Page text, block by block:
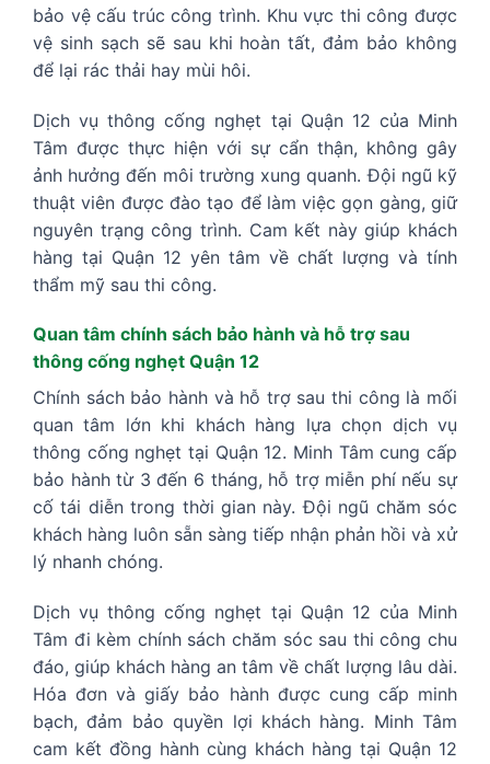
bảo vệ cấu trúc công trình. Khu vực thi công được
vệ sinh sạch sẽ sau khi hoàn tất, đảm bảo không
để lại rác thải hay mùi hôi.
Dịch vụ thông cống nghẹt tại Quận 12 của Minh
Tâm được thực hiện với sự cẩn thận, không gây
ảnh hưởng đến môi trường xung quanh. Đội ngũ kỹ
thuật viên được đào tạo để làm việc gọn gàng, giữ
nguyên trạng công trình. Cam kết này giúp khách
hàng tại Quận 12 yên tâm về chất lượng và tính
thẩm mỹ sau thi công.
Quan tâm chính sách bảo hành và hỗ trợ sau
thông cống nghẹt Quận 12
Chính sách bảo hành và hỗ trợ sau thi công là mối
quan tâm lớn khi khách hàng lựa chọn dịch vụ
thông cống nghẹt tại Quận 12. Minh Tâm cung cấp
bảo hành từ 3 đến 6 tháng, hỗ trợ miễn phí nếu sự
cố tái diễn trong thời gian này. Đội ngũ chăm sóc
khách hàng luôn sẵn sàng tiếp nhận phản hồi và xử
lý nhanh chóng.
Dịch vụ thông cống nghẹt tại Quận 12 của Minh
Tâm đi kèm chính sách chăm sóc sau thi công chu
đáo, giúp khách hàng an tâm về chất lượng lâu dài.
Hóa đơn và giấy bảo hành được cung cấp minh
bạch, đảm bảo quyền lợi khách hàng. Minh Tâm
cam kết đồng hành cùng khách hàng tại Quận 12